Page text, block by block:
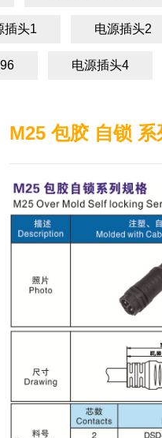
插头1 电源插头2
电源插头4
M25 包胶 自锁 系